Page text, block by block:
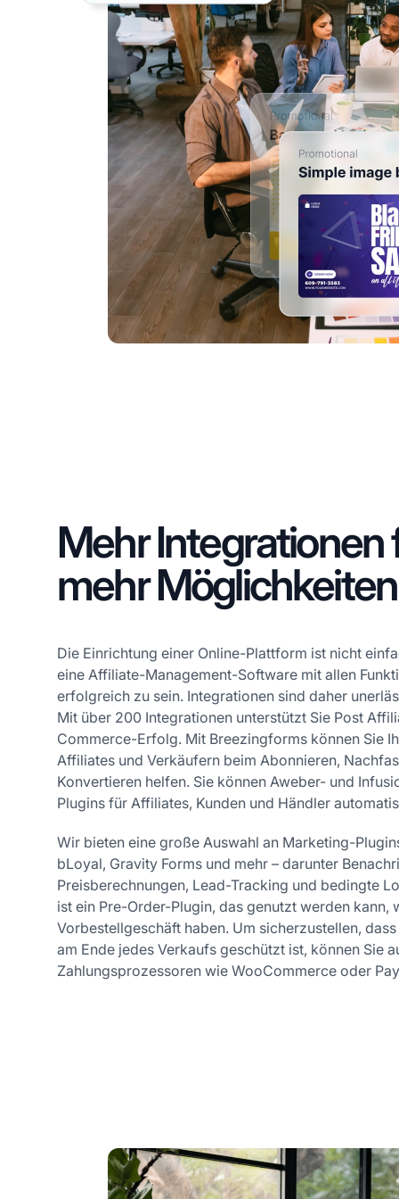
Mehr Integrationen
mehr Möglichkeiten
Die Einrichtung einer Online-Plattform ist nicht
eine Affiliate-Management-Software mit allen
erfolgreich zu sein. Integrationen sind daher
Mit über 200 Integrationen unterstützt Sie Post
Commerce-Erfolg. Mit Breezingforms können Sie
Affiliates und Verkäufern beim Abonnieren,
Konvertieren helfen. Sie können Aweber- und
Plugins für Affiliates, Kunden und Händler
Wir bieten eine große Auswahl an Marketing-
bLoyal, Gravity Forms und mehr – darunter
Preisberechnungen, Lead-Tracking und bedingte
ist ein Pre-Order-Plugin, das genutzt werden kann,
Vorbestellgeschäft haben. Um sicherzustellen,
am Ende jedes Verkaufs geschützt ist, können Sie
Zahlungsprozessoren wie WooCommerce oder